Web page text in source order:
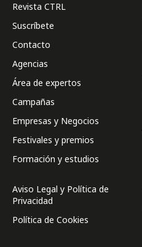
Revista CTRL
Suscríbete
Contacto
Agencias
Área de expertos
Campañas
Empresas y Negocios
Festivales y premios
Formación y estudios
Aviso Legal y Política de
Privacidad
Política de Cookies